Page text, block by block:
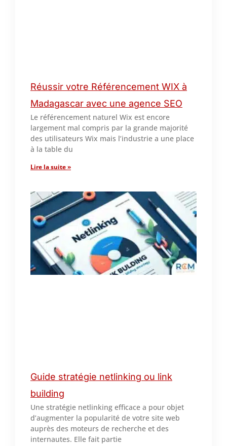
Réussir votre Référencement WIX à
Madagascar avec une agence SEO
Le référencement naturel Wix est encore
largement mal compris par la grande majorité
des utilisateurs Wix mais l’industrie a une place
à la table du
Lire la suite »
Guide stratégie netlinking ou link
building
Une stratégie netlinking efficace a pour objet
d’augmenter la popularité de votre site web
auprès des moteurs de recherche et des
internautes. Elle fait partie